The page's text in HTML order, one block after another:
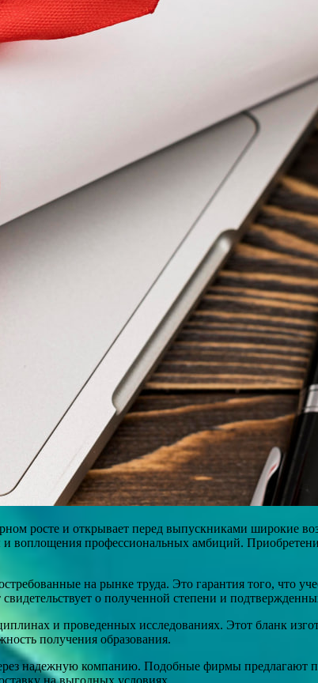
росте и открывает перед выпускниками широкие
воплощения профессиональных амбиций.
на рынке труда. Это гарантия того, что
о полученной степени и
и проведенных исследованиях. Этот бланк
получения образования.
надежную компанию. Подобные фирмы предлагают
на выгодных условиях.